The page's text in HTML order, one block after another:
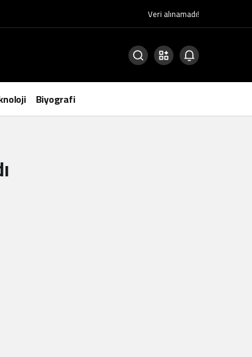
Veri alınamadı!
Biyografi